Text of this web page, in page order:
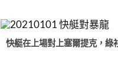
快艇在上場對上塞爾提克，綠